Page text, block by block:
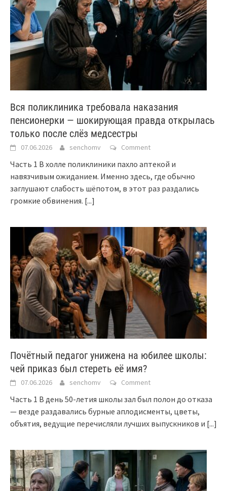
Вся поликлиника требовала наказания
пенсионерки — шокирующая правда открылась
только после слёз медсестры
07.06.2026 senchomv Comment
Часть 1 В холле поликлиники пахло аптекой и
навязчивым ожиданием. Именно здесь, где обычно
заглушают слабость шёпотом, в этот раз раздались
громкие обвинения. [...]
Почётный педагог унижена на юбилее школы:
чей приказ был стереть её имя?
07.06.2026 senchomv Comment
Часть 1 В день 50-летия школы зал был полон до отказа
— везде раздавались бурные аплодисменты, цветы,
объятия, ведущие перечисляли лучших выпускников и [...]